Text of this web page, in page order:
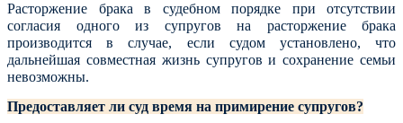
Расторжение брака в судебном порядке при отсутствии
согласия одного из супругов на расторжение брака
производится в случае, если судом установлено, что
дальнейшая совместная жизнь супругов и сохранение семьи
невозможны.
Предоставляет ли суд время на примирение супругов?